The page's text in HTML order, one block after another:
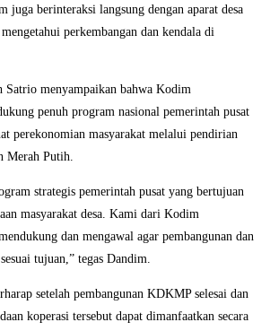
juga berinteraksi langsung dengan aparat desa
perkembangan dan kendala di
menyampaikan bahwa Kodim
penuh program nasional pemerintah pusat
perekonomian masyarakat melalui pendirian
Merah Putih.
strategis pemerintah pusat yang bertujuan
masyarakat desa. Kami dari Kodim
dan mengawal agar pembangunan dan
tujuan,” tegas Dandim.
setelah pembangunan KDKMP selesai dan
koperasi tersebut dapat dimanfaatkan secara